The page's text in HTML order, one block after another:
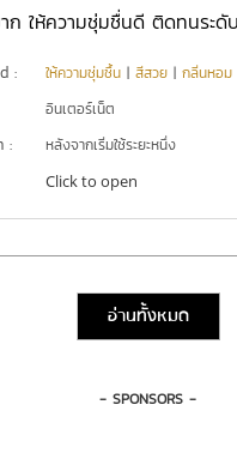
ก ให้ความชุ่มชื่นดี ติดทนระดั
: ให้ความชุ่มชื้น |สีสวย |กลิ่นหอม
อินเตอร์เน็ต
: หลังจากเริ่มใช้ระยะหนึ่ง
Click to open
อ่านทั้งหมด
- SPONSORS -